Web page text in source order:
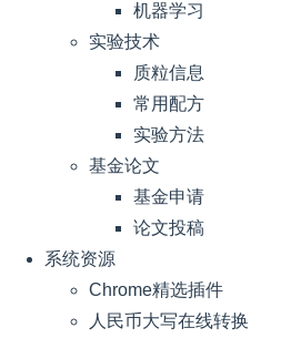
机器学习
实验技术
质粒信息
常用配方
实验方法
基金论文
基金申请
论文投稿
系统资源
Chrome精选插件
人民币大写在线转换